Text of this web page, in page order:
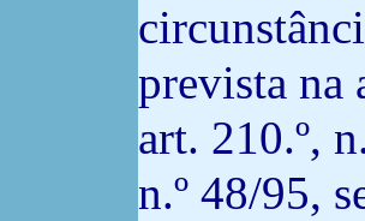
prevista na
art. 210.º,
n.º 48/95,